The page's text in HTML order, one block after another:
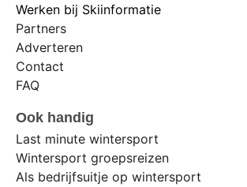
Werken bij Skiinformatie
Partners
Adverteren
Contact
FAQ
Ook handig
Last minute wintersport
Wintersport groepsreizen
Als bedrijfsuitje op wintersport